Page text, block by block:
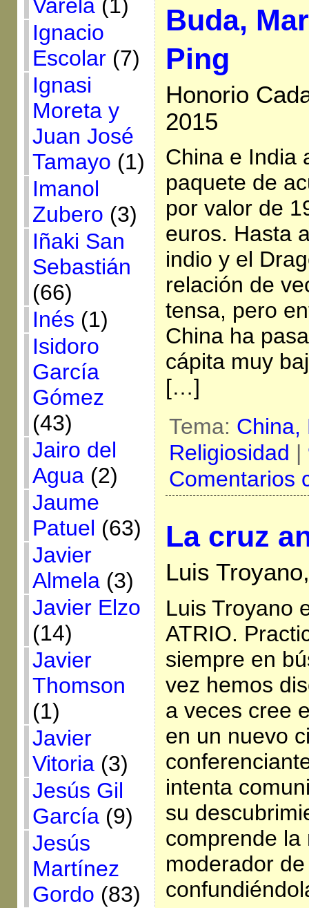
Varela(1)
Ignacio
Escolar(7)
Ignasi
Moreta y
Juan José
Tamayo (1)
Imanol
Zubero (3)
Iñaki San
Sebastián
(66)
Inés (1)
Isidoro
García
Gómez
(43)
Jairo del
Agua(2)
Jaume
Patuel (63)
Javier
Almela(3)
Javier Elzo
(14)
Javier
Thomson
(1)
Javier
Vitoria(3)
Jesús Gil
García(9)
Jesús
Martínez
Gordo (83)
Buda,
Ping
Honorio
2015
China e India
paquete de
por valor de
euros. Hasta
indio y el
relación de
tensa, pero
China ha
cápita muy
[…]
Tema: China,
Religiosidad |
Comentarios
La cruz
Luis
Luis Troyano
ATRIO.
siempre en
vez hemos
a veces cree
en un nuevo
intenta
su
comprende la
moderador